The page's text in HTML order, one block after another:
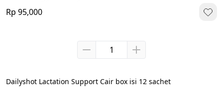
Rp 95,000
Dailyshot Lactation Support Cair box isi 12 sachet